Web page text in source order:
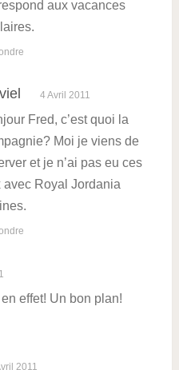
aux vacances
4 Avril 2011
Fred, c’est quoi la
Moi je viens de
et je n’ai pas eu ces
avec Royal Jordania
effet! Un bon plan!
2011